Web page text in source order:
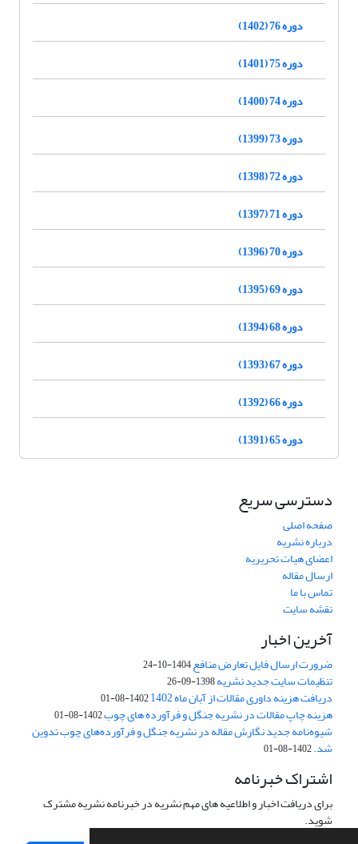
دوره 76 (1402)
دوره 75 (1401)
دوره 74 (1400)
دوره 73 (1399)
دوره 72 (1398)
دوره 71 (1397)
دوره 70 (1396)
دوره 69 (1395)
دوره 68 (1394)
دوره 67 (1393)
دوره 66 (1392)
دوره 65 (1391)
دسترسی سریع
صفحه اصلی
درباره نشریه
اعضای هیات تحریریه
ارسال مقاله
تماس با ما
نقشه سایت
آخرین اخبار
ضرورت ارسال فایل تعارض منافع1404-10-24
تنظیمات سایت جدید نشریه1398-09-26
دریافت هزینه داوری مقالات از آبان ماه 1402 1402-08-01
هزینه چاپ مقالات در نشریه جنگل و فرآورده های چوب1402-08-01
شیوه‌نامه جدید نگارش مقاله در نشریه جنگل و فرآورده‌های چوب تدوین
شد.1402-08-01
اشتراک خبرنامه
برای دریافت اخبار و اطلاعیه های مهم نشریه در خبرنامه نشریه مشترک
شوید.